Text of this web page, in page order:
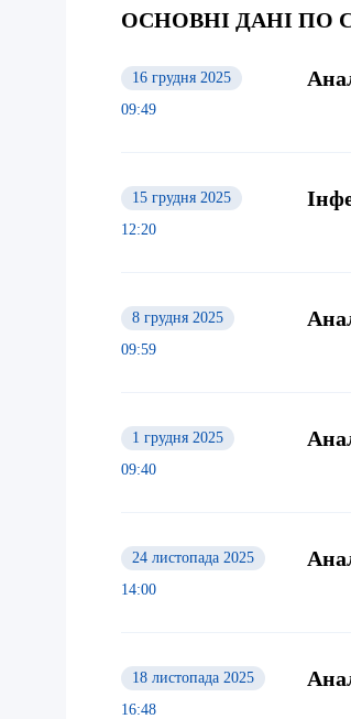
ОСНОВНІ ДАНІ ПО
16 грудня 2025
09:49
15 грудня 2025
12:20
8 грудня 2025
09:59
1 грудня 2025
09:40
24 листопада 2025
14:00
18 листопада 2025
16:48